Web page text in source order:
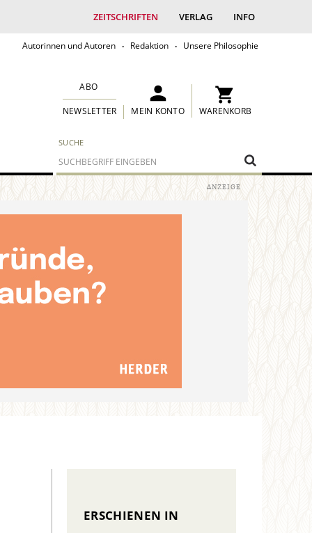
ZEITSCHRIFTEN VERLAG INFO
Autorinnen und Autoren Redaktion Unsere Philosophie
SUCHE
ABO
NEWSLETTER MEIN KONTO WARENKORB
ERSCHIENEN IN